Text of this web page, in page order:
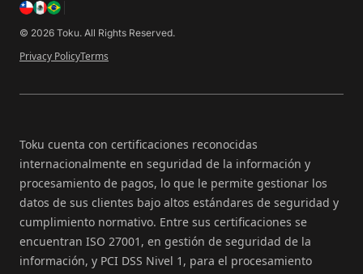
© 2026 Toku. All Rights Reserved.
Privacy PolicyTerms
Toku cuenta con certificaciones reconocidas
internacionalmente en seguridad de la información y
procesamiento de pagos, lo que le permite gestionar los
datos de sus clientes bajo altos estándares de seguridad y
cumplimiento normativo. Entre sus certificaciones se
encuentran ISO 27001, en gestión de seguridad de la
información, y PCI DSS Nivel 1, para el procesamiento